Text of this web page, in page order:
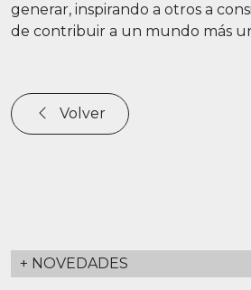
generar, inspirando a otros a
de contribuir a un mundo más
Volver
+ NOVEDADES